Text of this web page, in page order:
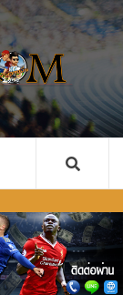
ข่าว
อล
ตใหม่
ย และ
ระเทศ
นัง ทั้งไทยและ
ข่าวด่วน การ
ม่ควรพลาด